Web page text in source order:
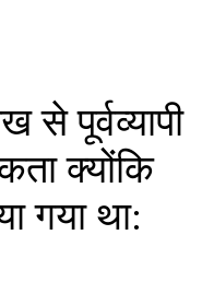
पूर्वव्यापी
क्योंकि
गया था: